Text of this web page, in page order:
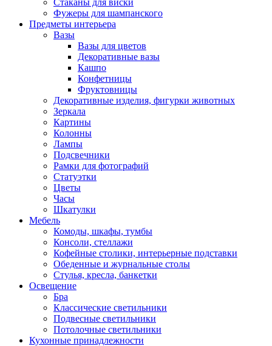
Стаканы для виски
Фужеры для шампанского
Предметы интерьера
Вазы
Вазы для цветов
Декоративные вазы
Кашпо
Конфетницы
Фруктовницы
Декоративные изделия, фигурки животных
Зеркала
Картины
Колонны
Лампы
Подсвечники
Рамки для фотографий
Статуэтки
Цветы
Часы
Шкатулки
Мебель
Комоды, шкафы, тумбы
Консоли, стеллажи
Кофейные столики, интерьерные подставки
Обеденные и журнальные столы
Стулья, кресла, банкетки
Освещение
Бра
Классические светильники
Подвесные светильники
Потолочные светильники
Кухонные принадлежности